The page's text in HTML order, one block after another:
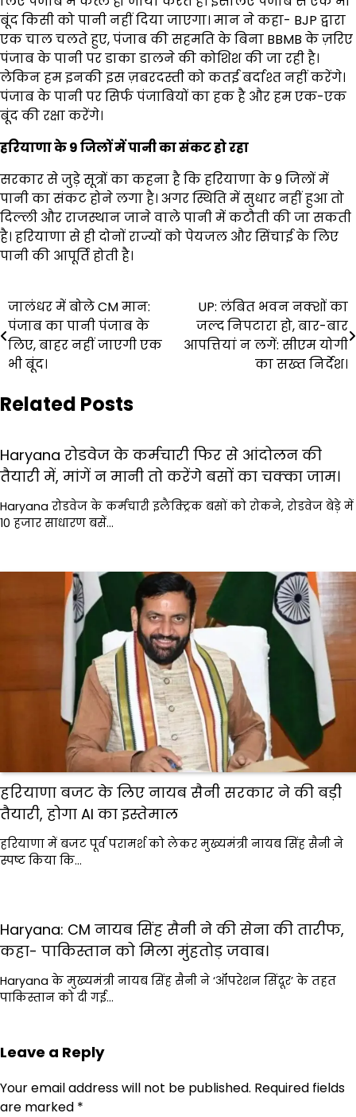
बूंद किसी को पानी नहीं दिया जाएगा। मान ने कहा- BJP द्वारा
एक चाल चलते हुए, पंजाब की सहमति के बिना BBMB के ज़रिए
पंजाब के पानी पर डाका डालने की कोशिश की जा रही है।
लेकिन हम इनकी इस ज़बरदस्ती को कतई बर्दाश्त नहीं करेंगे।
पंजाब के पानी पर सिर्फ पंजाबियों का हक है और हम एक-एक
बूंद की रक्षा करेंगे।
हरियाणा के 9 जिलों में पानी का संकट हो रहा
सरकार से जुड़े सूत्रों का कहना है कि हरियाणा के 9 जिलों में
पानी का संकट होने लगा है। अगर स्थिति में सुधार नहीं हुआ तो
दिल्ली और राजस्थान जाने वाले पानी में कटौती की जा सकती
है। हरियाणा से ही दोनों राज्यों को पेयजल और सिंचाई के लिए
पानी की आपूर्ति होती है।
Post
navigation
जालंधर में बोले CM मान:
पंजाब का पानी पंजाब के
लिए, बाहर नहीं जाएगी एक
भी बूंद।
UP: लंबित भवन नक्शों का
जल्द निपटारा हो, बार-बार
आपत्तियां न लगें: सीएम योगी
का सख्त निर्देश।
Related Posts
Haryana रोडवेज के कर्मचारी फिर से आंदोलन की
तैयारी में, मांगें न मानी तो करेंगे बसों का चक्का जाम।
Haryana रोडवेज के कर्मचारी इलैक्ट्रिक बसों को रोकने, रोडवेज बेड़े में
10 हजार साधारण बसें…
हरियाणा बजट के लिए नायब सैनी सरकार ने की बड़ी
तैयारी, होगा AI का इस्तेमाल
हरियाणा में बजट पूर्व परामर्श को लेकर मुख्यमंत्री नायब सिंह सैनी ने
स्पष्ट किया कि…
Haryana: CM नायब सिंह सैनी ने की सेना की तारीफ,
कहा- पाकिस्तान को मिला मुंहतोड़ जवाब।
Haryana के मुख्यमंत्री नायब सिंह सैनी ने ‘ऑपरेशन सिंदूर’ के तहत
पाकिस्तान को दी गई…
Leave a Reply
Your email address will not be published. Required fields
are marked *